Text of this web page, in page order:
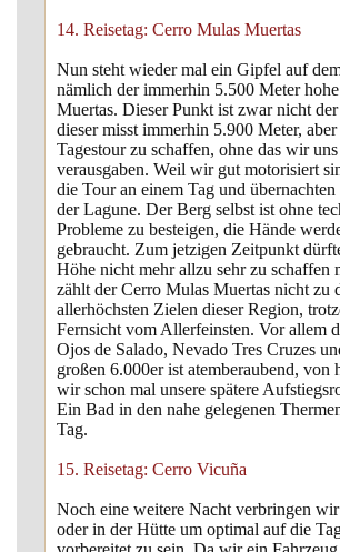
14. Reisetag: Cerro Mulas Muertas
Nun steht wieder mal ein Gipfel auf
nämlich der immerhin 5.500 Meter
Muertas. Dieser Punkt ist zwar nicht
dieser misst immerhin 5.900 Meter,
Tagestour zu schaffen, ohne das wir
verausgaben. Weil wir gut motorisiert
die Tour an einem Tag und
der Lagune. Der Berg selbst ist ohne
Probleme zu besteigen, die Hände
gebraucht. Zum jetzigen Zeitpunkt
Höhe nicht mehr allzu sehr zu schaffen
zählt der Cerro Mulas Muertas nicht zu
allerhöchsten Zielen dieser Region,
Fernsicht vom Allerfeinsten. Vor allem
Ojos de Salado, Nevado Tres Cruzes
großen 6.000er ist atemberaubend, von
wir schon mal unsere spätere
Ein Bad in den nahe gelegenen
Tag.
15. Reisetag: Cerro Vicuña
Noch eine weitere Nacht verbringen
oder in der Hütte um optimal auf die